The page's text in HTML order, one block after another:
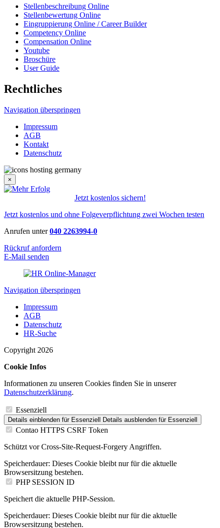
Stellen­beschreibung Online
Stellen­bewertung Online
Ein­grup­pierung Online / Career Builder
Compe­tency Online
Compen­sation Online
Youtube
Broschüre
User Guide
Rechtliches
Navigation überspringen
Impressum
AGB
Kontakt
Datenschutz
×
Jetzt kostenlos sichern!
Jetzt kostenlos und ohne Folgeverpflichtung zwei Wochen testen
Anrufen unter040 2263994-0
Rückruf anfordern
E-Mail senden
Navigation überspringen
Impressum
AGB
Datenschutz
HR-Suche
Copyright 2026
Cookie Infos
Informationen zu unseren Cookies finden Sie in unserer
Datenschutzerklärung.
Essenziell
Details einblenden für Essenziell Details ausblenden für Essenziell
Contao HTTPS CSRF Token
Schützt vor Cross-Site-Request-Forgery Angriffen.
Speicherdauer: Dieses Cookie bleibt nur für die aktuelle
Browsersitzung bestehen.
PHP SESSION ID
Speichert die aktuelle PHP-Session.
Speicherdauer: Dieses Cookie bleibt nur für die aktuelle
Browsersitzung bestehen.